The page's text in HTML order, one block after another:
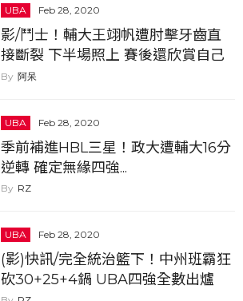
UBA Feb 28, 2020
影/鬥士！輔大王翊帆遭肘擊牙齒直
接斷裂 下半場照上 賽後還欣賞自己
被撞斷的牙齒
阿呆
UBA Feb 28, 2020
季前補進HBL三星！政大遭輔大16分
逆轉 確定無緣四強...
RZ
UBA Feb 28, 2020
(影)快訊/完全統治籃下！中州班霸狂
砍30+25+4鍋 UBA四強全數出爐